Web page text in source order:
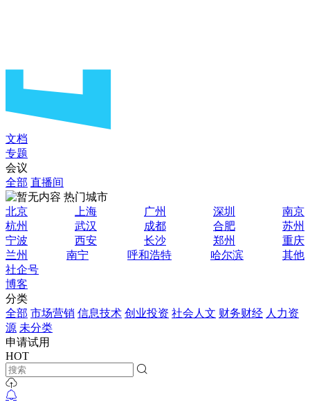
文档
专题
会议
全部 直播间
热门城市
北京
上海 广州 深圳
南京
杭州
武汉 成都 合肥
苏州
宁波
西安 长沙 郑州
重庆
兰州
南宁 呼和浩特 哈尔滨
其他
社企号
博客
分类
全部 市场营销 信息技术 创业投资 社会人文 财务财经 人力资
源 未分类
申请试用
HOT